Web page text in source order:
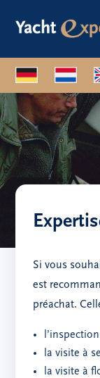
Si vous
est
préachat.
la visite à
la visite à